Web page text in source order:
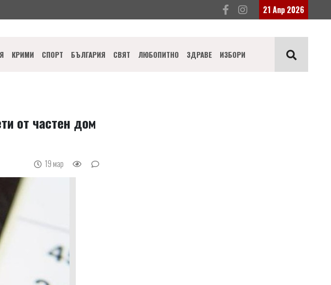
21 Апр 2026
КРИМИ СПОРТ БЪЛГАРИЯ СВЯТ ЛЮБОПИТНО ЗДРАВЕ ИЗБОРИ
от частен дом
19 мар